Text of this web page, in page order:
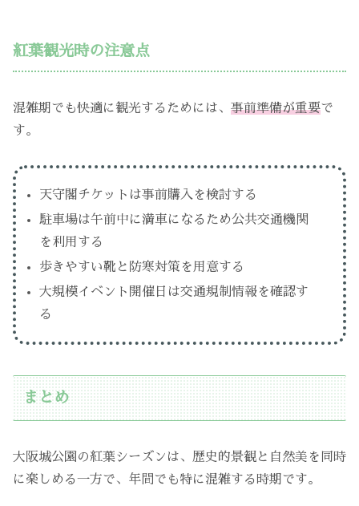
紅葉観光時の注意点
混雑期でも快適に観光するためには、 事前準備が重要で
す。
天守閣チケットは事前購入を検討する
駐車場は午前中に満車になるため公共交通機関
を利用する
歩きやすい靴と防寒対策を用意する
大規模イベント開催日は交通規制情報を確認す
る
まとめ
大阪城公園の紅葉シーズンは、歴史的景観と自然美を同時
に楽しめる一方で、年間でも特に混雑する時期です。